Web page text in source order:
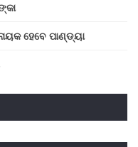
ହେବେ ପାଣ୍ଡ୍ୟା